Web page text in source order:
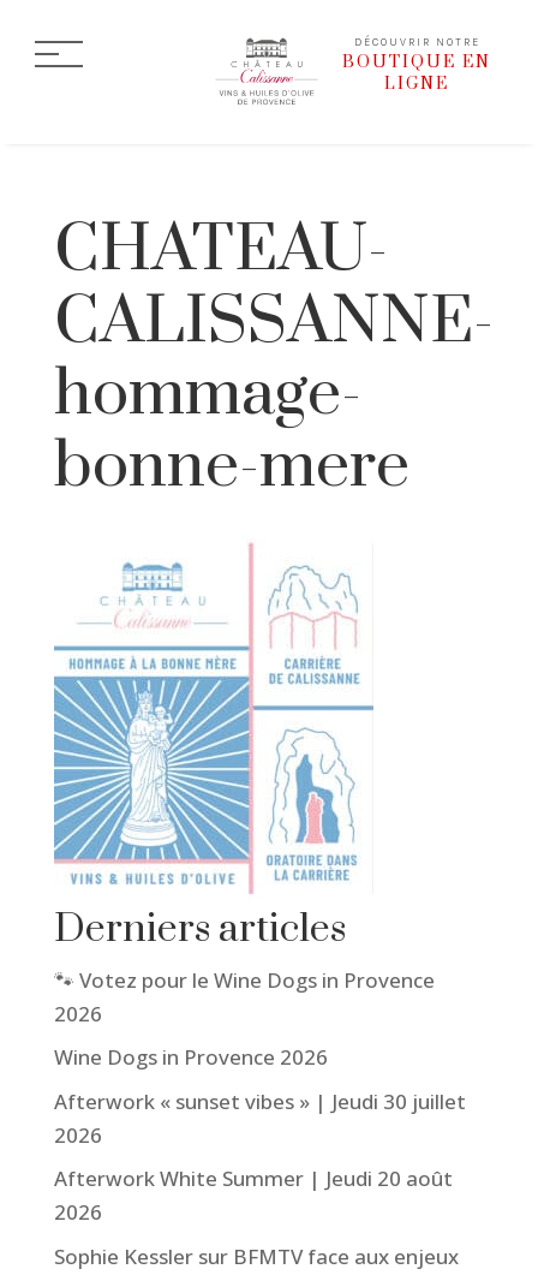
DÉCOUVRIR NOTRE
BOUTIQUE EN
LIGNE
CHATEAU-
CALISSANNE-
hommage-
bonne-mere
Derniers articles
🐾 Votez pour le Wine Dogs in Provence
2026
Wine Dogs in Provence 2026
Afterwork « sunset vibes » | Jeudi 30 juillet
2026
Afterwork White Summer | Jeudi 20 août
2026
Sophie Kessler sur BFMTV face aux enjeux